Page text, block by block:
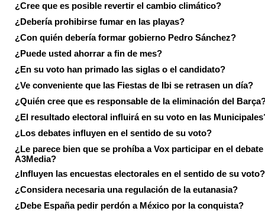
¿Cree que es posible revertir el cambio climático?
¿Debería prohibirse fumar en las playas?
¿Con quién debería formar gobierno Pedro Sánchez?
¿Puede usted ahorrar a fin de mes?
¿En su voto han primado las siglas o el candidato?
¿Ve conveniente que las Fiestas de Ibi se retrasen un día?
¿Quién cree que es responsable de la eliminación del
¿El resultado electoral influirá en su voto en las
¿Los debates influyen en el sentido de su voto?
¿Le parece bien que se prohíba a Vox participar en el debate
A3Media?
¿Influyen las encuestas electorales en el sentido de su voto?
¿Considera necesaria una regulación de la eutanasia?
¿Debe España pedir perdón a México por la conquista?